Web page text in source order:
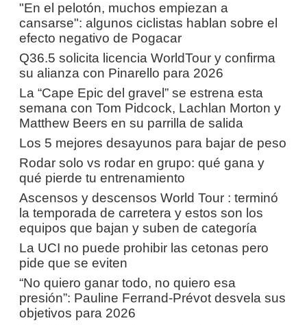
"En el pelotón, muchos empiezan a
cansarse": algunos ciclistas hablan sobre el
efecto negativo de Pogacar
Q36.5 solicita licencia WorldTour y confirma
su alianza con Pinarello para 2026
La “Cape Epic del gravel” se estrena esta
semana con Tom Pidcock, Lachlan Morton y
Matthew Beers en su parrilla de salida
Los 5 mejores desayunos para bajar de peso
Rodar solo vs rodar en grupo: qué gana y
qué pierde tu entrenamiento
Ascensos y descensos World Tour : terminó
la temporada de carretera y estos son los
equipos que bajan y suben de categoría
La UCI no puede prohibir las cetonas pero
pide que se eviten
“No quiero ganar todo, no quiero esa
presión”: Pauline Ferrand-Prévot desvela sus
objetivos para 2026